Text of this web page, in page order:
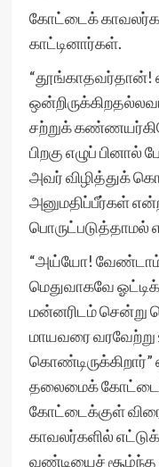
கோட்டைக்
காட்டினார்கள்.
“தூங்காதவர்தான்!
சற்றுக்
பிறகு எழுப் பினால்
அவர் விழித்துக்
அனுமதிப்பீர்கள்
பொருட்படுத்தாமல்
“அய்யோ!
மெதுவாகவே
மன்னரிடம் சென்று
மாயவரை வரவேற்று
கொண்டிருக்கிறார்”
தலைமைக் கோட்டைக்
கோட்டைக்குள்
காவலர்களில்
வண்டியைச் சூழ்ந்த